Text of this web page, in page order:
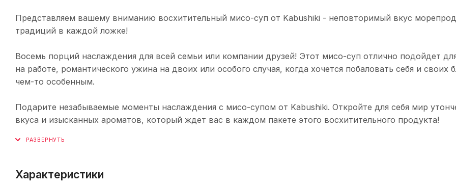
Представляем вашему вниманию восхитительный мисо-суп от Kabushiki - неповторимый вкус
традиций в каждой ложке!
Восемь порций наслаждения для всей семьи или компании друзей! Этот мисо-суп отлично подойдет
на работе, романтического ужина на двоих или особого случая, когда хочется побаловать себя и своих
чем-то особенным.
Подарите незабываемые моменты наслаждения с мисо-супом от Kabushiki. Откройте для себя мир
вкуса и изысканных ароматов, который ждет вас в каждом пакете этого восхитительного продукта!
Характеристики